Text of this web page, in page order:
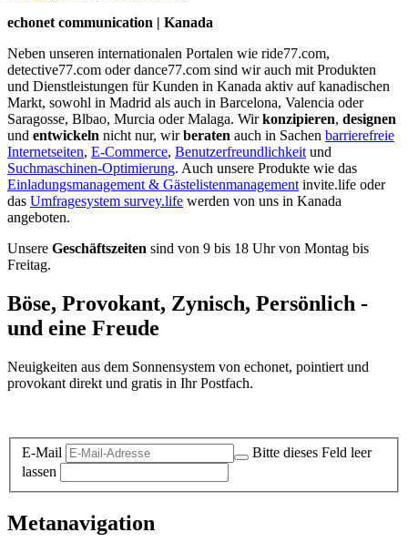
echonet communication | Kanada
Neben unseren internationalen Portalen wie ride77.com,
detective77.com oder dance77.com sind wir auch mit Produkten
und Dienstleistungen für Kunden in Kanada aktiv auf kanadischen
Markt, sowohl in Madrid als auch in Barcelona, Valencia oder
Saragosse, Blbao, Murcia oder Malaga. Wirkonzipieren, designen
und entwickeln nicht nur, wirberaten auch in Sachen barrierefreie
Internetseiten, E-Commerce, Benutzerfreundlichkeit und
Suchmaschinen-Optimierung. Auch unsere Produkte wie das
Einladungsmanagement & Gästelistenmanagement invite.life oder
das Umfragesystem survey.life werden von uns in Kanada
angeboten.
Unsere Geschäftszeiten sind von 9 bis 18 Uhr von Montag bis
Freitag.
Böse, Provokant, Zynisch, Persönlich -
und eine Freude
Neuigkeiten aus dem Sonnensystem von echonet, pointiert und
provokant direkt und gratis in Ihr Postfach.
E-Mail
Bitte dieses Feld leer
lassen
Metanavigation